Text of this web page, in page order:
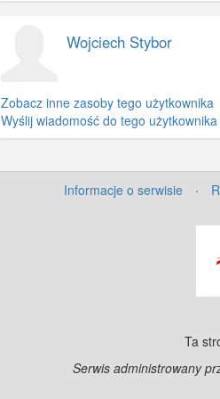
Wojciech Stybor
Zobacz inne zasoby tego użytkownika
Wyślij wiadomość do tego użytkownika
Informacje o serwisie ·
Ta
Serwis administrowany